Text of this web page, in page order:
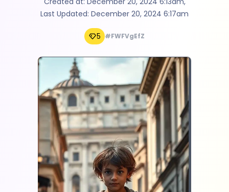
Last Updated: December 20, 2024 6:17am
5 #FWFVgEfZ